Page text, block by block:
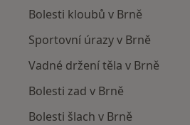
Bolesti kloubů v Brně
Sportovní úrazy v Brně
Vadné držení těla v Brně
Bolesti zad v Brně
Bolesti šlach v Brně